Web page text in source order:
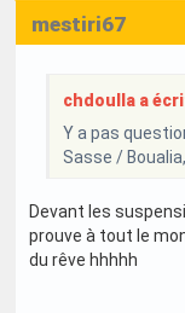
mestiri67
chdoulla a
Y a pas
Sasse /
Devant les
prouve à tout le
du rêve hhhhh